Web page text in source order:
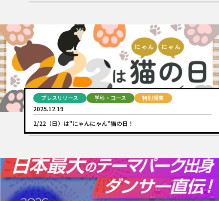
プレスリリース 学科・コース 特別授業
2025.12.19
2/22（日）は"にゃんにゃん"猫の日！